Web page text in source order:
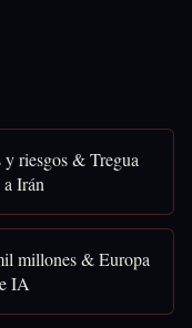
riesgos & Tregua
Irán
millones & Europa
IA